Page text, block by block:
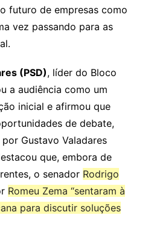
futuro de empresas como
vez passando para as
(PSD), líder do Bloco
a audiência como um
inicial e afirmou que
de debate,
por Gustavo Valadares
que, embora de
o senador Rodrigo
Romeu Zema “sentaram à
para discutir soluções